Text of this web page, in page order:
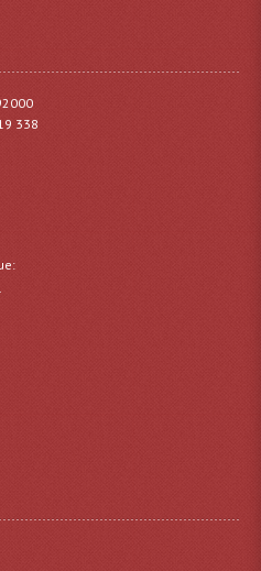
À Neige
À Fumée
Et Stock B
Stock B
DE LOCATION
338